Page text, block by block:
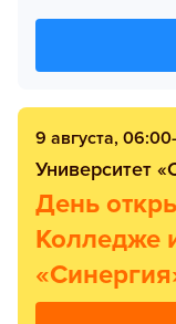
9 августа,
Университет
День
Колледже